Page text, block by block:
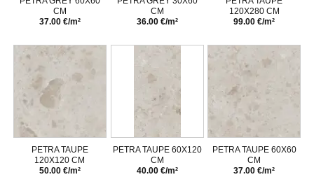
CM
37.00 €/m²
CM
36.00 €/m²
120X280 CM
99.00 €/m²
PETRA TAUPE
120X120 CM
50.00 €/m²
PETRA TAUPE 60X120
CM
40.00 €/m²
PETRA TAUPE 60X60
CM
37.00 €/m²